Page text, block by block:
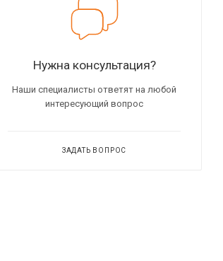
Нужна консультация?
Наши специалисты ответят на любой
интересующий вопрос
ЗАДАТЬ ВОПРОС